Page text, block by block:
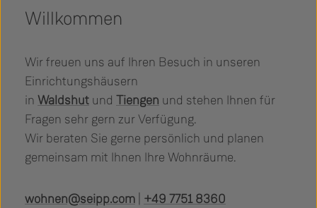
Willkommen
Wir freuen uns auf Ihren Besuch in unseren
Einrichtungshäusern
in Waldshut und Tiengen und stehen Ihnen für
Fragen sehr gern zur Verfügung.
Wir beraten Sie gerne persönlich und planen
gemeinsam mit Ihnen Ihre Wohnräume.
wohnen@seipp.com +49 7751 8360